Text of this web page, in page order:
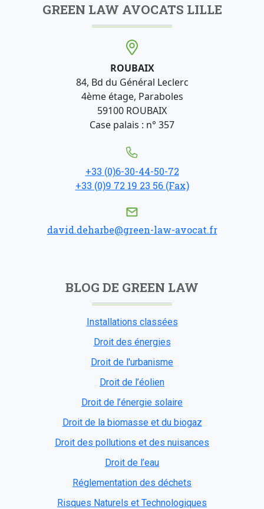
GREEN LAW AVOCATS LILLE
ROUBAIX
84, Bd du Général Leclerc
4ème étage, Paraboles
59100 ROUBAIX
Case palais : n° 357
+33 (0)6-30-44-50-72
+33 (0)9 72 19 23 56 (Fax)
david.deharbe@green-law-avocat.fr
BLOG DE GREEN LAW
Installations classées
Droit des énergies
Droit de l'urbanisme
Droit de l’éolien
Droit de l’énergie solaire
Droit de la biomasse et du biogaz
Droit des pollutions et des nuisances
Droit de l’eau
Réglementation des déchets
Risques Naturels et Technologiques